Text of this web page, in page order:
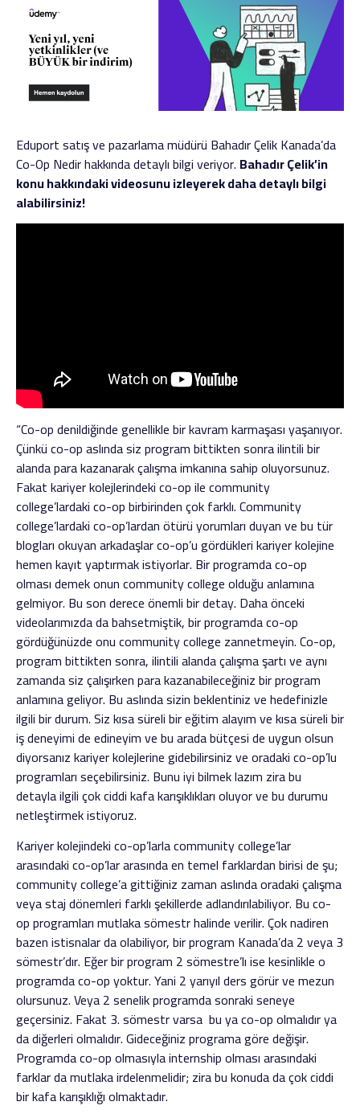
Eduport satış ve pazarlama müdürü Bahadır Çelik Kanada’da
Co-Op Nedir hakkında detaylı bilgi veriyor. Bahadır Çelik’in
konu hakkındaki videosunu izleyerek daha detaylı bilgi
alabilirsiniz!
“Co-op denildiğinde genellikle bir kavram karmaşası yaşanıyor.
Çünkü co-op aslında siz program bittikten sonra ilintili bir
alanda para kazanarak çalışma imkanına sahip oluyorsunuz.
Fakat kariyer kolejlerindeki co-op ile community
college’lardaki co-op birbirinden çok farklı. Community
college’lardaki co-op’lardan ötürü yorumları duyan ve bu tür
blogları okuyan arkadaşlar co-op’u gördükleri kariyer kolejine
hemen kayıt yaptırmak istiyorlar. Bir programda co-op
olması demek onun community college olduğu anlamına
gelmiyor. Bu son derece önemli bir detay. Daha önceki
videolarımızda da bahsetmiştik, bir programda co-op
gördüğünüzde onu community college zannetmeyin. Co-op,
program bittikten sonra, ilintili alanda çalışma şartı ve aynı
zamanda siz çalışırken para kazanabileceğiniz bir program
anlamına geliyor. Bu aslında sizin beklentiniz ve hedefinizle
ilgili bir durum. Siz kısa süreli bir eğitim alayım ve kısa süreli bir
iş deneyimi de edineyim ve bu arada bütçesi de uygun olsun
diyorsanız kariyer kolejlerine gidebilirsiniz ve oradaki co-op’lu
programları seçebilirsiniz. Bunu iyi bilmek lazım zira bu
detayla ilgili çok ciddi kafa karışıklıkları oluyor ve bu durumu
netleştirmek istiyoruz.
Kariyer kolejindeki co-op’larla community college’lar
arasındaki co-op’lar arasında en temel farklardan birisi de şu;
community college’a gittiğiniz zaman aslında oradaki çalışma
veya staj dönemleri farklı şekillerde adlandırılabiliyor. Bu co-
op programları mutlaka sömestr halinde verilir. Çok nadiren
bazen istisnalar da olabiliyor, bir program Kanada’da 2 veya 3
sömestr’dır. Eğer bir program 2 sömestre’lı ise kesinlikle o
programda co-op yoktur. Yani 2 yarıyıl ders görür ve mezun
olursunuz. Veya 2 senelik programda sonraki seneye
geçersiniz. Fakat 3. sömestr varsa bu ya co-op olmalıdır ya
da diğerleri olmalıdır. Gideceğiniz programa göre değişir.
Programda co-op olmasıyla internship olması arasındaki
farklar da mutlaka irdelenmelidir; zira bu konuda da çok ciddi
bir kafa karışıklığı olmaktadır.